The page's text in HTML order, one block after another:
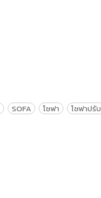
SOFA โซฟา โซฟาปรั